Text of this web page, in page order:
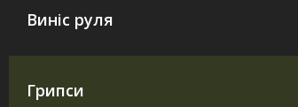
Виніс руля
Грипси